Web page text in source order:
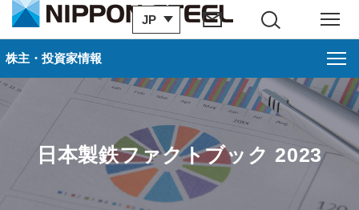
JP
サイト内検索 メニュー
日本製鉄ファクトブック 2023
株主・投資家情報